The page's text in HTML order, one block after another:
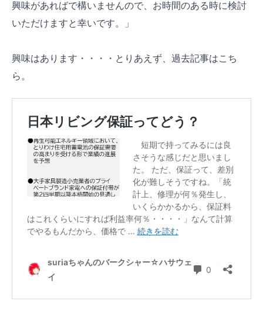
興味があればで構いませんので、お時間のある時に検討
いただけますと幸いです。」
興味はあります・・・・とりあえず、過去記事はこち
ら。